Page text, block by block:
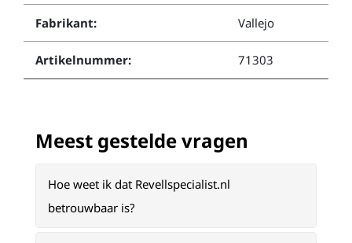
Fabrikant: Vallejo
Artikelnummer: 71303
Meest gestelde vragen
Hoe weet ik dat Revellspecialist.nl
betrouwbaar is?